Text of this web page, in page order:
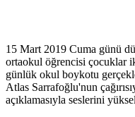
15 Mart 2019 Cuma günü
ortaokul öğrencisi çocuklar
günlük okul boykotu
Atlas Sarrafoğlu'nun
açıklamasıyla seslerini